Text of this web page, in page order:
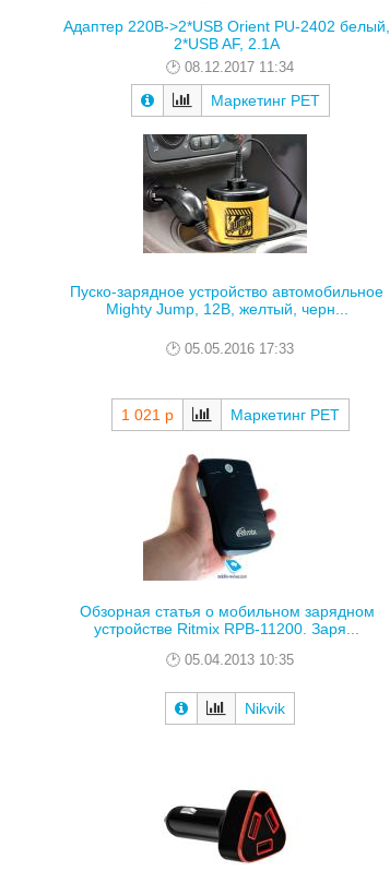
Адаптер 220В->2*USB Orient PU-2402 белый,
2*USB AF, 2.1А
08.12.2017 11:34
Маркетинг РЕТ
Пуско-зарядное устройство автомобильное
Mighty Jump, 12В, желтый, черн...
05.05.2016 17:33
1 021 р Маркетинг РЕТ
Обзорная статья о мобильном зарядном
устройстве Ritmix RPB-11200. Заря...
05.04.2013 10:35
Nikvik